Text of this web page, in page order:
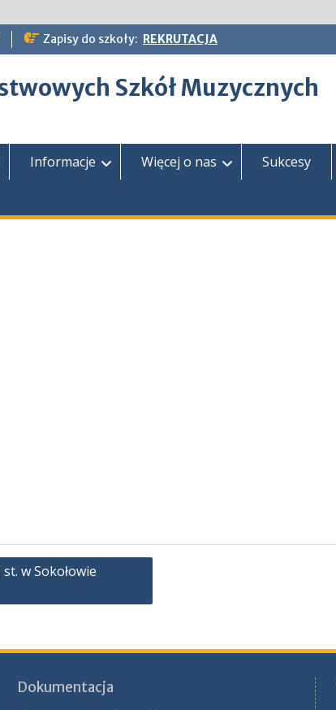
Zapisy do szkoły: REKRUTACJA
Szkół Muzycznych
Informacje Więcej o nas Sukcesy
w Sokołowie
Dokumentacja